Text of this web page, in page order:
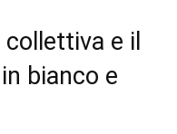
e il
bianco e